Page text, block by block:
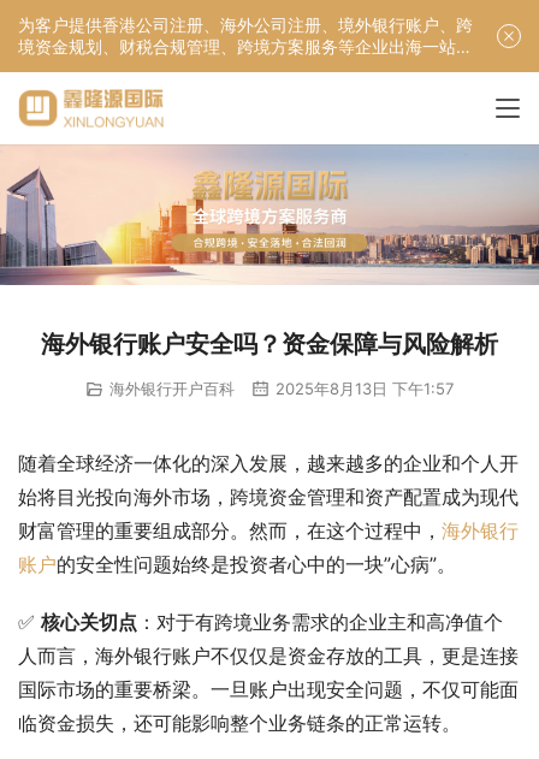
为客户提供香港公司注册、海外公司注册、境外银行账户、跨
境资金规划、财税合规管理、跨境方案服务等企业出海一站式
服务！
海外银行账户安全吗？资金保障与风险解析
海外银行开户百科 2025年8月13日 下午1:57
随着全球经济一体化的深入发展，越来越多的企业和个人开
始将目光投向海外市场，跨境资金管理和资产配置成为现代
财富管理的重要组成部分。然而，在这个过程中， 海外银行
账户的安全性问题始终是投资者心中的一块”心病”。
✅ 核心关切点 ：对于有跨境业务需求的企业主和高净值个
人而言，海外银行账户不仅仅是资金存放的工具，更是连接
国际市场的重要桥梁。一旦账户出现安全问题，不仅可能面
临资金损失，还可能影响整个业务链条的正常运转。